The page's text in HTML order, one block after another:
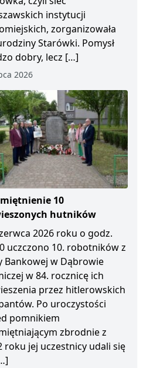
instytucji
zorganizowała
Starówki. Pomysł
dobry, lecz […]
2026
10
hutników
2026 roku o godz.
uczczono 10. robotników z
Bankowej w Dąbrowie
w 84. rocznicę ich
przez hitlerowskich
Po uroczystości
pomnikiem
zbrodnie z
roku jej uczestnicy udali się